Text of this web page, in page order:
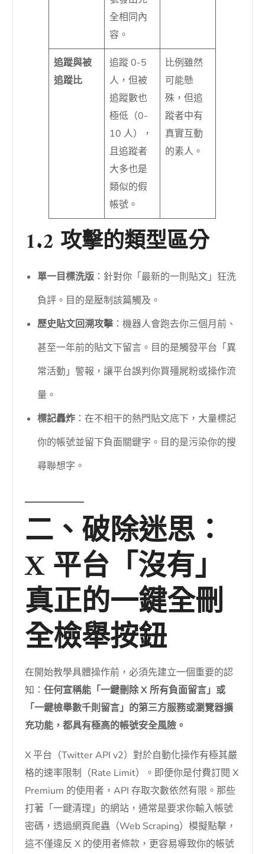
全相同內
容。
追蹤與被
追蹤比
追蹤 0-5
人，但被
追蹤數也
極低（0-
10 人），
且追蹤者
大多也是
類似的假
帳號。
比例雖然
可能懸
殊，但追
蹤者中有
真實互動
的素人。
1.2 攻擊的類型區分
單一目標洗版：針對你「最新的一則貼文」狂洗
負評。目的是壓制該篇觸及。
歷史貼文回溯攻擊：機器人會跑去你三個月前、
甚至一年前的貼文下留言。目的是觸發平台「異
常活動」警報，讓平台誤判你買殭屍粉或操作流
量。
標記轟炸 ：在不相干的熱門貼文底下，大量標記
你的帳號並留下負面關鍵字。目的是污染你的搜
尋聯想字。
二、破除迷思：
X 平台「沒有」
真正的一鍵全刪
全檢舉按鈕
在開始教學具體操作前，必須先建立一個重要的認
知：任何宣稱能「一鍵刪除 X 所有負面留言」或
「一鍵檢舉數千則留言」的第三方服務或瀏覽器擴
充功能，都具有極高的帳號安全風險。
X 平台（Twitter API v2）對於自動化操作有極其嚴
格的速率限制（Rate Limit）。即便你是付費訂閱 X
Premium 的使用者，API 存取次數依然有限。那些
打著「一鍵清理」的網站，通常是要求你輸入帳號
密碼，透過網頁爬蟲（Web Scraping）模擬點擊，
這不僅違反 X 的使用者條款，更容易導致你的帳號